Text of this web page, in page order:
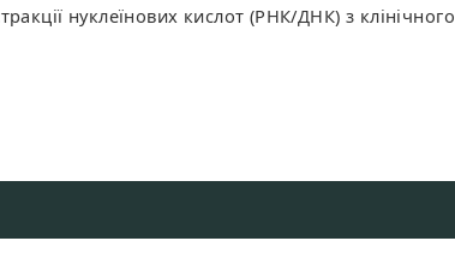
нуклеїнових кислот (РНК/ДНК) з